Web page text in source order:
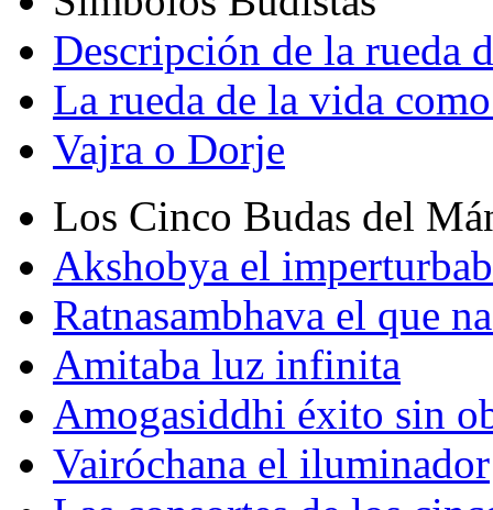
Descripción de la rueda
La rueda de la vida
Vajra o Dorje
Los Cinco Budas del
Akshobya el
Ratnasambhava el que
Amitaba luz infinita
Amogasiddhi éxito sin
Vairóchana el iluminador